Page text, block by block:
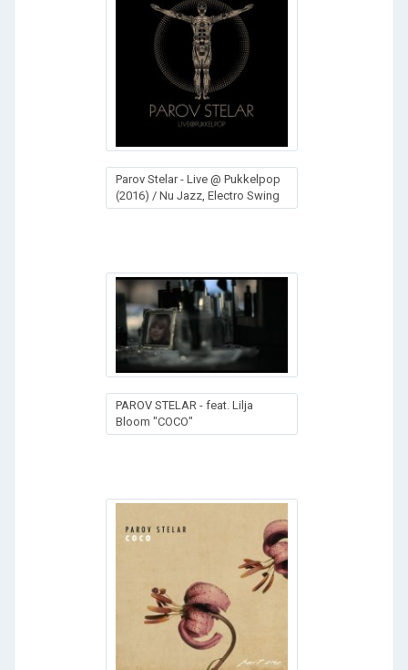
Parov Stelar - Live @ Pukkelpop
(2016) / Nu Jazz, Electro Swing
PAROV STELAR - feat. Lilja
Bloom "COCO"